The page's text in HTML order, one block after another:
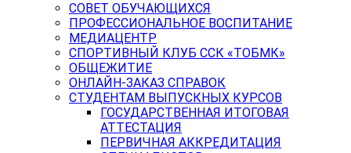
СОВЕТ ОБУЧАЮЩИХСЯ
ПРОФЕССИОНАЛЬНОЕ ВОСПИТАНИЕ
МЕДИАЦЕНТР
СПОРТИВНЫЙ КЛУБ ССК «ТОБМК»
ОБЩЕЖИТИЕ
ОНЛАЙН-ЗАКАЗ СПРАВОК
СТУДЕНТАМ ВЫПУСКНЫХ КУРСОВ
ГОСУДАРСТВЕННАЯ ИТОГОВАЯ
АТТЕСТАЦИЯ
ПЕРВИЧНАЯ АККРЕДИТАЦИЯ